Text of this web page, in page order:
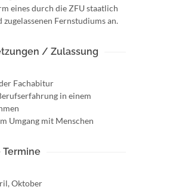
eines durch die ZFU staatlich
Fernstudiums an.
/ Zulassung
Fachabitur
in einem
Umgang mit Menschen
Oktober